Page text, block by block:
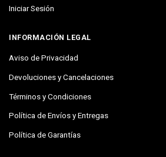
Iniciar Sesión
INFORMACIÓN LEGAL
Aviso de Privacidad
Devoluciones y Cancelaciones
Términos y Condiciones
Política de Envíos y Entregas
Política de Garantías